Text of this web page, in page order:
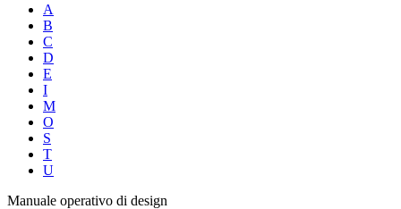
A
B
C
D
E
I
M
O
S
T
U
Manuale operativo di design